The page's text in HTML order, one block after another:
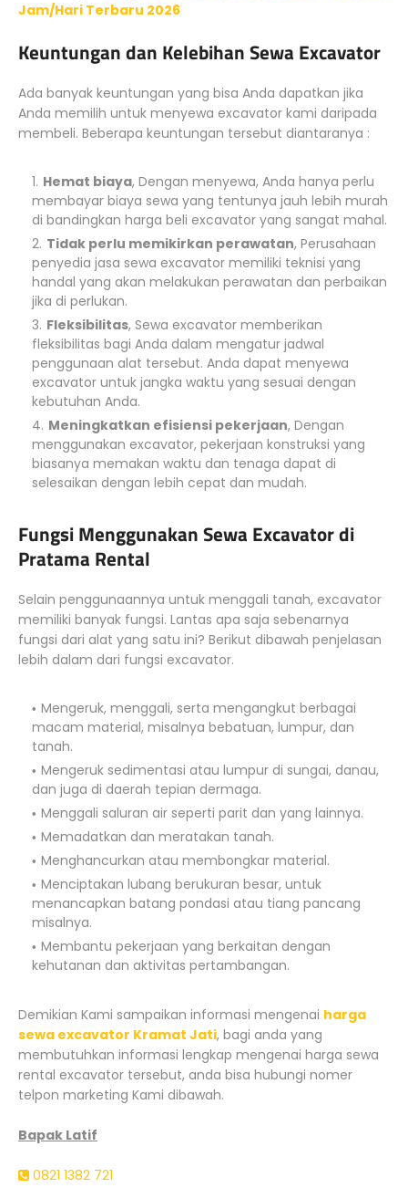
Jam/Hari Terbaru 2026
Keuntungan dan Kelebihan Sewa Excavator
Ada banyak keuntungan yang bisa Anda dapatkan jika
Anda memilih untuk menyewa excavator kami daripada
membeli. Beberapa keuntungan tersebut diantaranya :
Hemat biaya, Dengan menyewa, Anda hanya perlu
membayar biaya sewa yang tentunya jauh lebih murah
di bandingkan harga beli excavator yang sangat mahal.
Tidak perlu memikirkan perawatan, Perusahaan
penyedia jasa sewa excavator memiliki teknisi yang
handal yang akan melakukan perawatan dan perbaikan
jika di perlukan.
Fleksibilitas, Sewa excavator memberikan
fleksibilitas bagi Anda dalam mengatur jadwal
penggunaan alat tersebut. Anda dapat menyewa
excavator untuk jangka waktu yang sesuai dengan
kebutuhan Anda.
Meningkatkan efisiensi pekerjaan, Dengan
menggunakan excavator, pekerjaan konstruksi yang
biasanya memakan waktu dan tenaga dapat di
selesaikan dengan lebih cepat dan mudah.
Fungsi Menggunakan Sewa Excavator di
Pratama Rental
Selain penggunaannya untuk menggali tanah, excavator
memiliki banyak fungsi. Lantas apa saja sebenarnya
fungsi dari alat yang satu ini? Berikut dibawah penjelasan
lebih dalam dari fungsi excavator.
Mengeruk, menggali, serta mengangkut berbagai
macam material, misalnya bebatuan, lumpur, dan
tanah.
Mengeruk sedimentasi atau lumpur di sungai, danau,
dan juga di daerah tepian dermaga.
Menggali saluran air seperti parit dan yang lainnya.
Memadatkan dan meratakan tanah.
Menghancurkan atau membongkar material.
Menciptakan lubang berukuran besar, untuk
menancapkan batang pondasi atau tiang pancang
misalnya.
Membantu pekerjaan yang berkaitan dengan
kehutanan dan aktivitas pertambangan.
Demikian Kami sampaikan informasi mengenai harga
sewa excavator Kramat Jati, bagi anda yang
membutuhkan informasi lengkap mengenai harga sewa
rental excavator tersebut, anda bisa hubungi nomer
telpon marketing Kami dibawah.
Bapak Latif
0821 1382 721